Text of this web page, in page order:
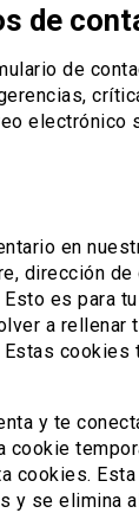
de
de
electrónico
en
dirección
es para
a rellenar
cookies
y te
cookie
cookies.
y se elimina